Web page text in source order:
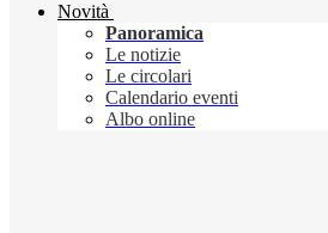
Novità
Panoramica
Le notizie
Le circolari
Calendario eventi
Albo online